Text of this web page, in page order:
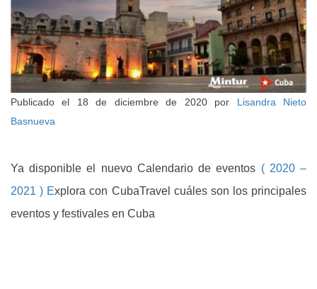
Publicado el 18 de diciembre de 2020por
Lisandra Nieto
Basnueva
Ya disponible el nuevo Calendario de eventos ( 2020 –
2021 ) Explora con CubaTravel cuáles son los principales
eventos y festivales en Cuba